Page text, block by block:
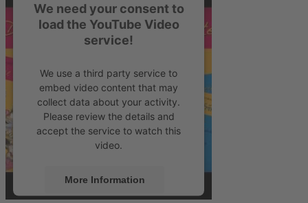
We need your consent to
load the YouTube Video
service!
We use a third party service to
embed video content that may
collect data about your activity.
Please review the details and
accept the service to watch this
video.
More Information